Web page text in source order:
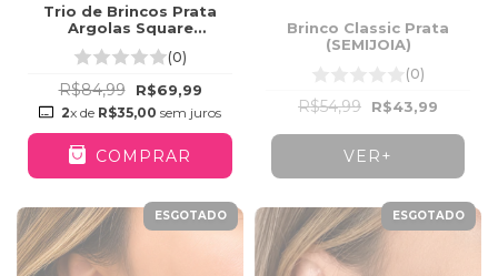
Trio de Brincos Prata
Argolas Square
(0)
R$84,99 R$69,99
2x de R$35,00 sem juros
COMPRAR
Brinco Classic Prata
(SEMIJOIA)
(0)
R$54,99 R$43,99
VER+
ESGOTADO ESGOTADO